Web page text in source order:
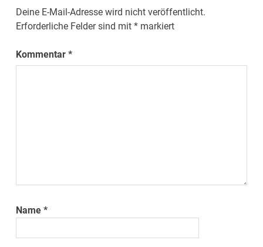
Deine E-Mail-Adresse wird nicht veröffentlicht.
Erforderliche Felder sind mit* markiert
Kommentar*
Name*